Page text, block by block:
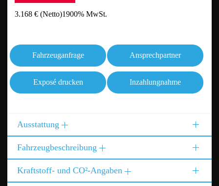
3.168 € (Netto)1900% MwSt.
Fahrzeuganfrage Ansprechpartner
Exposé drucken Inzahlungnahme
Ausstattung
Fahrzeugbeschreibung
Kraftstoff- und CO²-Angaben